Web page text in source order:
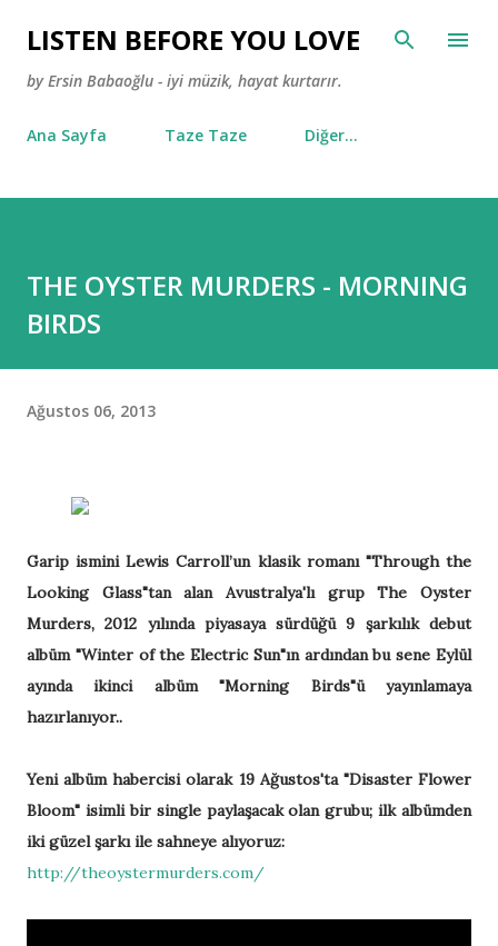
Ana içeriğe atla
LISTEN BEFORE YOU LOVE
by Ersin Babaoğlu - iyi müzik, hayat kurtarır.
Ana Sayfa Taze Taze Diğer…
THE OYSTER MURDERS - MORNING
BIRDS
Ağustos 06, 2013
Garip ismini Lewis Carroll’un klasik romanı "Through the
Looking Glass"tan alan Avustralya'lı grup The Oyster
Murders, 2012 yılında piyasaya sürdüğü 9 şarkılık debut
albüm "Winter of the Electric Sun"ın ardından bu sene Eylül
ayında ikinci albüm "Morning Birds"ü yayınlamaya
hazırlanıyor..
Yeni albüm habercisi olarak 19 Ağustos'ta "Disaster Flower
Bloom" isimli bir single paylaşacak olan grubu; ilk albümden
iki güzel şarkı ile sahneye alıyoruz:
http://theoystermurders.com/